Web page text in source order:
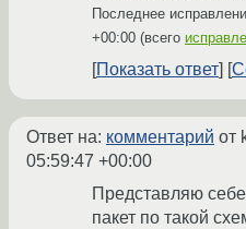
Последнее
+00:00 (всего
Показать ответ
Ответ на: комментарий от
05:59:47 +00:00
Представляю
пакет по такой